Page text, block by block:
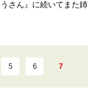
さん』に続いてまた姉
5 6 7